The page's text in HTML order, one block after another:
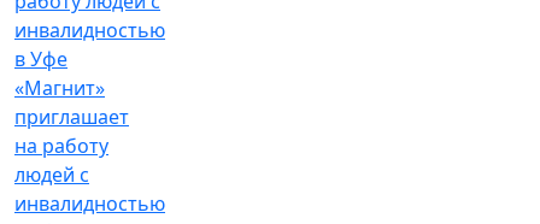
«Магнит»
приглашает
на работу
людей с
инвалидностью